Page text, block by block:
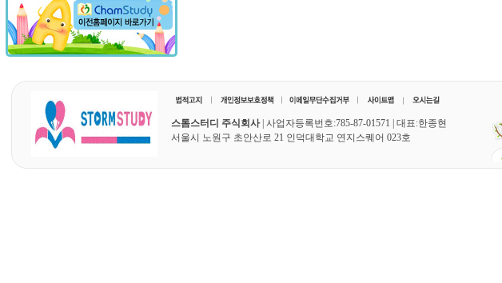
스톰스터디 주식회사| 사업자등록번호:785-87-01571 | 대표:한종현
서울시 노원구 초안산로 21 인덕대학교 연지스퀘어 023호